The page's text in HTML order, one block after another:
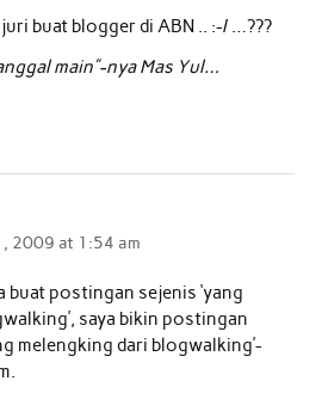
buat blogger di ABN .. :-/ …???
main”-nya Mas Yul…
2009 at 1:54 am
buat postingan sejenis ‘yang
saya bikin postingan
melengking dari blogwalking’-